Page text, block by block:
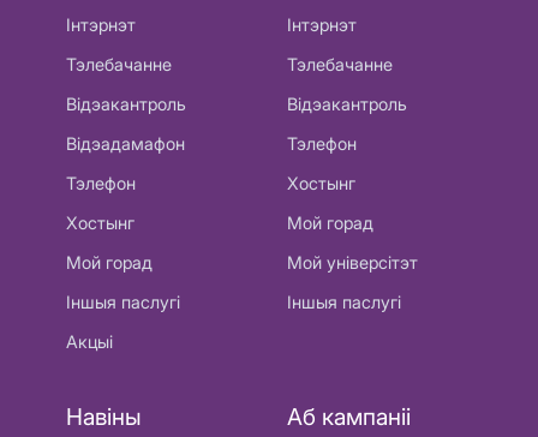
Інтэрнэт
Тэлебачанне
Відэакантроль
Відэадамафон
Тэлефон
Хостынг
Мой горад
Іншыя паслугі
Акцыі
Інтэрнэт
Тэлебачанне
Відэакантроль
Тэлефон
Хостынг
Мой горад
Мой універсітэт
Іншыя паслугі
Навіны Аб кампаніі